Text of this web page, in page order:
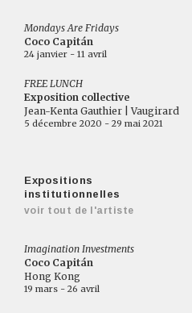
Mondays Are Fridays
Coco Capitán
24 janvier - 11 avril
FREE LUNCH
Exposition collective
Jean-Kenta Gauthier | Vaugirard
5 décembre 2020 - 29 mai 2021
Expositions
institutionnelles
voir tout de l'artiste
Imagination Investments
Coco Capitán
Hong Kong
19 mars - 26 avril